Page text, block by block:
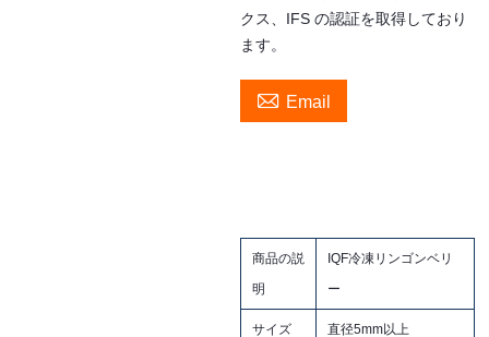
クス、IFS の認証を取得しており
ます。
 Email
商品の説
明
IQF冷凍リンゴンベリ
ー
サイズ 直径5mm以上